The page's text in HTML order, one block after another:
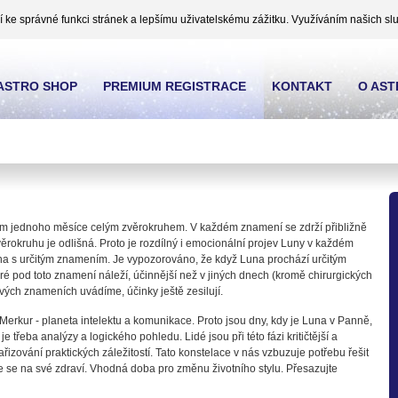
správné funkci stránek a lepšímu uživatelskému zážitku. Využíváním našich
jednoho měsíce celým zvěrokruhem. V každém znamení se zdrží přibližně
je odlišná. Proto je rozdílný i emocionální projev Luny v každém
s určitým znamením. Je vypozorováno, že když Luna prochází určitým
pod toto znamení náleží, účinnější než v jiných dnech (kromě chirurgických
znameních uvádíme, účinky ještě zesilují.
- planeta intelektu a komunikace. Proto jsou dny, kdy je Luna v Panně,
třeba analýzy a logického pohledu. Lidé jsou při této fázi kritičtější a
praktických záležitostí. Tato konstelace v nás vzbuzuje potřebu řešit
na své zdraví. Vhodná doba pro změnu životního stylu. Přesazujte
SHOP PREMIUM REGISTRACE KONTAKT O